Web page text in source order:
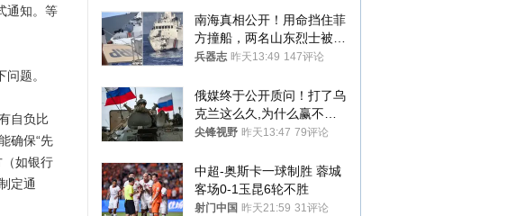
通知。等
题。
自负比
确保“先
如银行
定通
南海真相公开！用命挡住菲
方撞船，两名山东烈士被授
武警最高荣誉
兵器志 昨天13:49 147评论
俄媒终于公开质问！打了乌
克兰这么久,为什么赢不了?
答案令人沉默
尖锋视野 昨天13:47 79评论
中超-奥斯卡一球制胜 蓉城
客场0-1玉昆6轮不胜
射门中国 昨天21:59 31评论